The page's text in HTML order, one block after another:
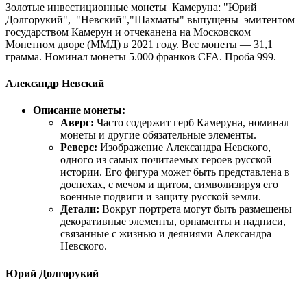
Золотые инвестиционные монеты Камеруна: "Юрий
Долгорукий", "Невский","Шахматы" выпущены эмитентом
государством Камерун и отчеканена на Московском
Монетном дворе (ММД) в 2021 году. Вес монеты — 31,1
грамма. Номинал монеты 5.000 франков CFA. Проба 999.
Александр Невский
Описание монеты:
Аверс: Часто содержит герб Камеруна, номинал
монеты и другие обязательные элементы.
Реверс: Изображение Александра Невского,
одного из самых почитаемых героев русской
истории. Его фигура может быть представлена в
доспехах, с мечом и щитом, символизируя его
военные подвиги и защиту русской земли.
Детали: Вокруг портрета могут быть размещены
декоративные элементы, орнаменты и надписи,
связанные с жизнью и деяниями Александра
Невского.
Юрий Долгорукий